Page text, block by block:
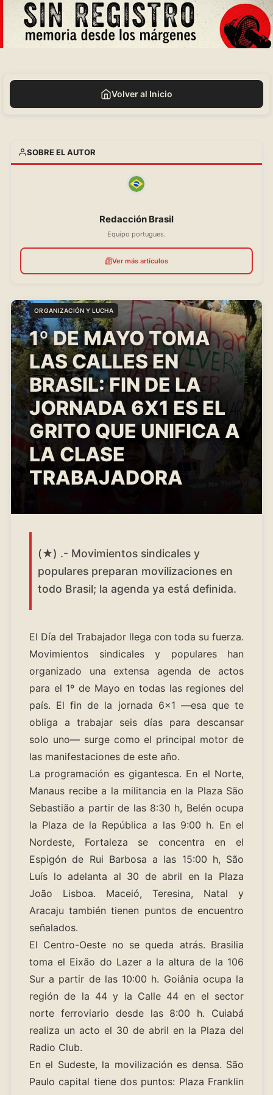
Volver al Inicio
ORGANIZACIÓN Y LUCHA
1º DE MAYO TOMA
LAS CALLES EN
BRASIL: FIN DE LA
JORNADA 6X1 ES EL
GRITO QUE UNIFICA A
LA CLASE
TRABAJADORA
(★) .- Movimientos sindicales y
populares preparan movilizaciones en
todo Brasil; la agenda ya está definida.
El Día del Trabajador llega con toda su fuerza.
Movimientos sindicales y populares han
organizado una extensa agenda de actos
para el 1º de Mayo en todas las regiones del
país. El fin de la jornada 6x1 —esa que te
obliga a trabajar seis días para descansar
solo uno— surge como el principal motor de
las manifestaciones de este año.
La programación es gigantesca. En el Norte,
Manaus recibe a la militancia en la Plaza São
Sebastião a partir de las 8:30 h, Belén ocupa
la Plaza de la República a las 9:00 h. En el
Nordeste, Fortaleza se concentra en el
Espigón de Rui Barbosa a las 15:00 h, São
Luís lo adelanta al 30 de abril en la Plaza
João Lisboa. Maceió, Teresina, Natal y
Aracaju también tienen puntos de encuentro
señalados.
El Centro-Oeste no se queda atrás. Brasilia
toma el Eixão do Lazer a la altura de la 106
Sur a partir de las 10:00 h. Goiânia ocupa la
región de la 44 y la Calle 44 en el sector
norte ferroviario desde las 8:00 h. Cuiabá
realiza un acto el 30 de abril en la Plaza del
Radio Club.
En el Sudeste, la movilización es densa. São
Paulo capital tiene dos puntos: Plaza Franklin
SOBRE EL AUTOR
Redacción Brasil
Equipo portugues.
Ver más artículos